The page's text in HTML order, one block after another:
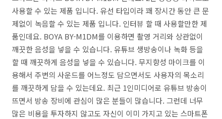
사용할 수 있는 제품 입니다. 유선 타입이라 꽤 장시간 동안 큰 문
제없이 녹음할 수 있는 제품 입니다. 인터뷰 할 때 사용할만한 제
품인데요. BOYA BY-M1DM를 이용하면 촬영 거리와 상관없이
깨끗한 음성을 넣을 수 있습니다. 유튜브 생방송이나 녹화 등을
할 때 깨끗하게 음성을 넣을 수 있습니다. 무지향성 마이크를 이
용해서 주변의 사운드를 어느정도 담으면서도 사용자의 목소리
를 깨끗하게 담을 수 있는데요. 최근 1인미디어로 유튜브 방송이
뜨면서 방송 장비에 관심이 많은 분들이 많습니다. 그런데 너무
많은 비용을 투자하지 않고도 자신이 이미 가지고 있는 스마트폰